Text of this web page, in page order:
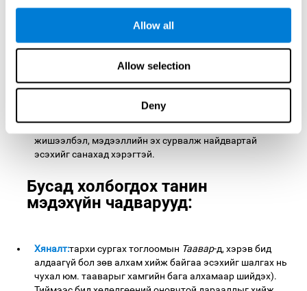
Allow all
Allow selection
Deny
Оньсого таахын тулд хийсэн
Бид энэ танин мэдэхүйн чадварыг ямар нэгэн үйл
ажиллагаа явуулахын тулд маршрут эсвэл хэд хэдэн
Тааварыг шийдэхийн тулд эх зургийг
санах нь ашигтай. Мэдээллийг бидэнд танилцуулж буй
хэлбэрийг санах нь өдөр тутмын амьдралд хэрэгтэй,
жишээлбэл, мэдээллийн эх сурвалж найдвартай
эсэхийг санахад хэрэгтэй.
Бусад холбогдох танин
мэдэхүйн чадварууд:
Хяналт:тархи сургах тоглоомын Таавар-д, хэрэв бид
алдаагүй бол зөв алхам хийж байгаа эсэхийг шалгах нь
чухал юм. тааварыг хамгийн бага алхамаар шийдэх).